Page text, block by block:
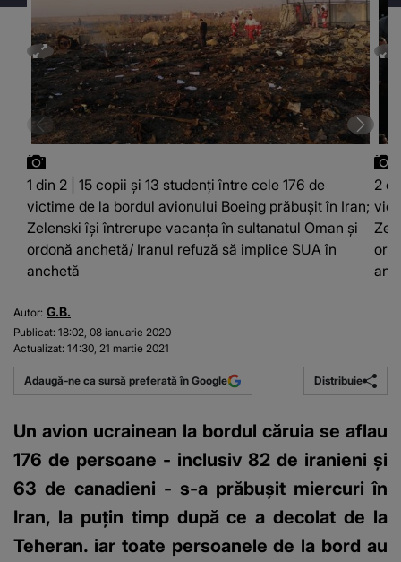
1 din 2 | 15 copii şi 13 studenţi între cele 176 de
victime de la bordul avionului Boeing prăbuşit în Iran;
Zelenski îşi întrerupe vacanţa în sultanatul Oman şi
ordonă anchetă/ Iranul refuză să implice SUA în
anchetă
2
Autor: G.B.
Publicat: 18:02, 08 ianuarie 2020
Actualizat: 14:30, 21 martie 2021
Adaugă-ne ca sursă preferată în Google Distribuie
Un avion ucrainean la bordul căruia se aflau
176 de persoane - inclusiv 82 de iranieni şi
63 de canadieni - s-a prăbuşit miercuri în
Iran, la puţin timp după ce a decolat de la
Teheran. iar toate persoanele de la bord au